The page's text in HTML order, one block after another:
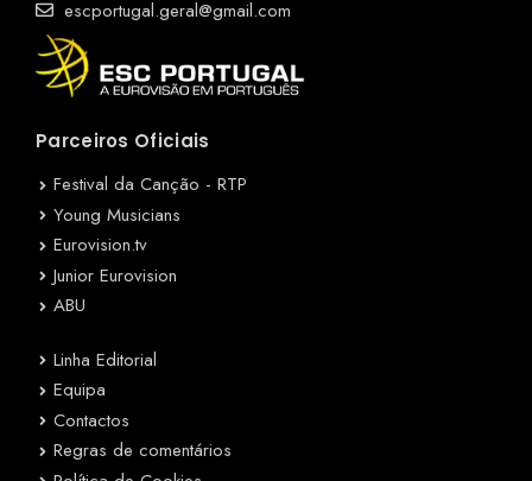
escportugal.geral@gmail.com
Parceiros Oficiais
Festival da Canção - RTP
Young Musicians
Eurovision.tv
Junior Eurovision
ABU
Linha Editorial
Equipa
Contactos
Regras de comentários